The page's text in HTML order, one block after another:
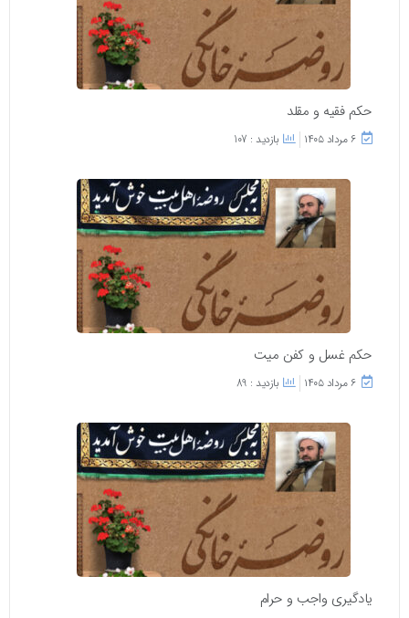
حکم فقیه و مقلد
۶ مرداد ۱۴۰۵ بازدید : 107
حکم غسل و کفن میت
۶ مرداد ۱۴۰۵ بازدید : 89
یادگیری واجب و حرام